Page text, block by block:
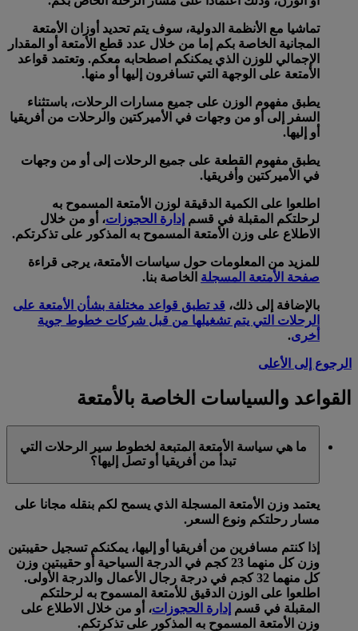
تماشيا مع الأنظمة الدولية، سوف يتم تحديد أوزان الأمتعة
المجانية الخاصة بكم إما من خلال عدد قطع الأمتعة أو المقدار
الإجمالي للوزن الذي يمكنكم اصطحابه معكم. وتعتمد قواعد
الأمتعة على الوجهة التي تسافرون إليها أو منها.
يطبق مفهوم الوزن على جميع مسارات الرحلات، باستثناء
السفر إلى أو من وجهات في الأميركتين والرحلات من أفريقيا
أو إليها.
يطبق مفهوم القطعة على جميع الرحلات إلى أو من وجهات
في الأميركتين وأفريقيا.
اطلعوا على الكمية الدقيقة لوزن الأمتعة المسموح به
لرحلتكم المقبلة في قسم إدارة الحجوزات، أو من خلال
الاطلاع على وزن الأمتعة المسموح به المذكور على تذكرتكم.
للمزيد من المعلومات حول سياسات الأمتعة، يرجى قراءة
صفحة الأمتعة المسجلة الخاصة بنا.
بالإضافة إلى ذلك، قد تطبق قواعد مختلفة بشأن الأمتعة على
الرحلات التي يتم تشغيلها من قبل شركات خطوط جوية
أخرى.
الرجوع إلى الأعلى
القواعد والسياسات الخاصة بالأمتعة
ما هي سياسة الأمتعة المتبعة لخطوط سير الرحلات التي
تبدأ من أفريقيا أو تصل إليها؟
يعتمد وزن الأمتعة المسجلة الذي يسمح لكم بنقله مجانا على
مسار رحلتكم ونوع السعر.
إذا كنتم مسافرين من أفريقيا أو إليها، يمكنكم تسجيل حقيبتين
وزن كل منهما 23 كجم في الدرجة السياحية أو حقيبتين وزن
كل منهما 32 كجم في درجة رجال الأعمال والدرجة الأولى.
اطلعوا على الوزن الدقيق للأمتعة المسموح به لرحلتكم
المقبلة في قسم إدارة الحجوزات، أو من خلال الاطلاع على
وزن الأمتعة المسموح به المذكور على تذكرتكم.